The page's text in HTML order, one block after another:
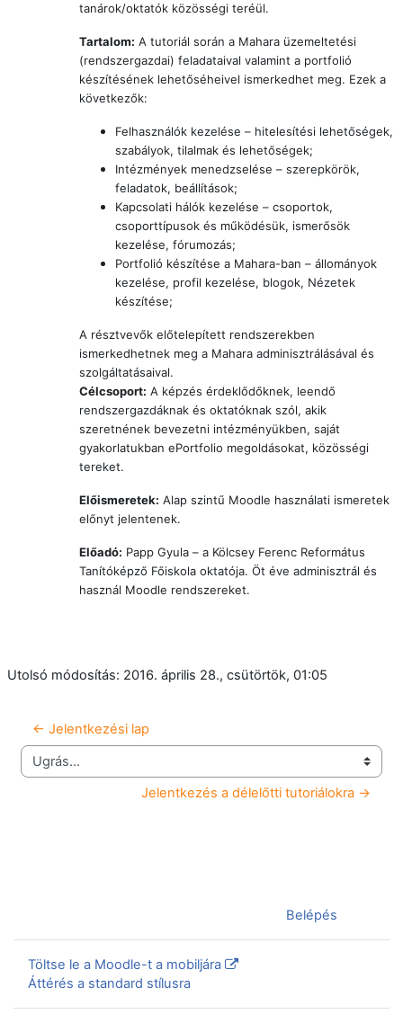
tanárok/oktatók közösségi teréül.
Tartalom: A tutoriál során a Mahara üzemeltetési
(rendszergazdai) feladataival valamint a portfolió
készítésének lehetőséheivel ismerkedhet meg. Ezek a
következők:
Felhasználók kezelése – hitelesítési lehetőségek,
szabályok, tilalmak és lehetőségek;
Intézmények menedzselése – szerepkörök,
feladatok, beállítások;
Kapcsolati hálók kezelése – csoportok,
csoporttípusok és működésük, ismerősök
kezelése, fórumozás;
Portfolió készítése a Mahara-ban – állományok
kezelése, profil kezelése, blogok, Nézetek
készítése;
A résztvevők előtelepített rendszerekben
ismerkedhetnek meg a Mahara adminisztrálásával és
szolgáltatásaival.
Célcsoport: A képzés érdeklődőknek, leendő
rendszergazdáknak és oktatóknak szól, akik
szeretnének bevezetni intézményükben, saját
gyakorlatukban ePortfolio megoldásokat, közösségi
tereket.
Előismeretek: Alap szintű Moodle használati ismeretek
előnyt jelentenek.
Előadó: Papp Gyula – a Kölcsey Ferenc Református
Tanítóképző Főiskola oktatója. Öt éve adminisztrál és
használ Moodle rendszereket.
Utolsó módosítás: 2016. április 28., csütörtök, 01:05
← Jelentkezési lap
Ugrás...
Jelentkezés a délelőtti tutoriálokra →
Belépés
Töltse le a Moodle-t a mobiljára
Áttérés a standard stílusra